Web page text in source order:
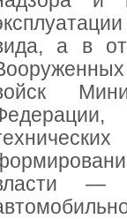
а в
—